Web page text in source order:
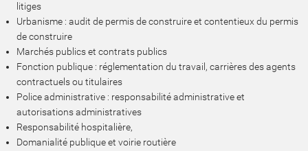
litiges
Urbanisme : audit de permis de construire et contentieux du permis
de construire
Marchés publics et contrats publics
Fonction publique : réglementation du travail, carrières des agents
contractuels ou titulaires
Police administrative : responsabilité administrative et
autorisations administratives
Responsabilité hospitalière,
Domanialité publique et voirie routière